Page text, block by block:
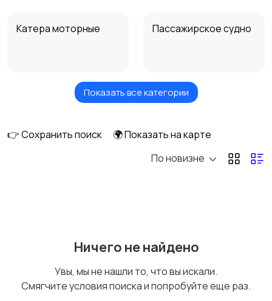
Катера моторные Пассажирское судно
Моторная лодка
Показать все категории
👉 Сохранить поиск
🌍 Показать на карте
По новизне
Ничего не найдено
Увы, мы не нашли то, что вы искали.
Смягчите условия поиска и попробуйте еще раз.